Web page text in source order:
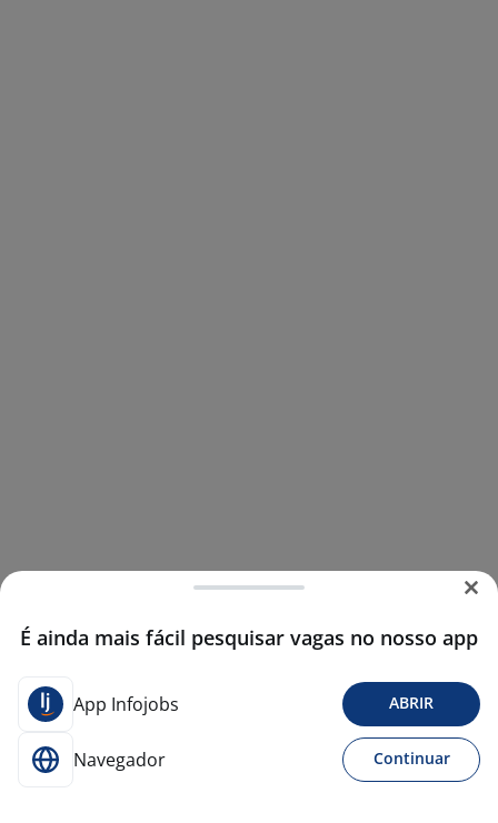
É ainda mais fácil pesquisar vagas no nosso app
App Infojobs ABRIR
Navegador Continuar